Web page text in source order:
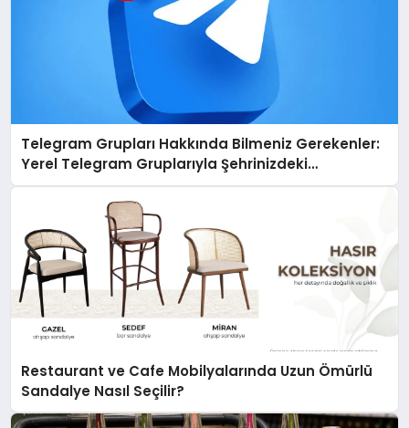
Telegram Grupları Hakkında Bilmeniz Gerekenler:
Yerel Telegram Gruplarıyla Şehrinizdeki
Topluluklara Ulaşın
Restaurant ve Cafe Mobilyalarında Uzun Ömürlü
Sandalye Nasıl Seçilir?